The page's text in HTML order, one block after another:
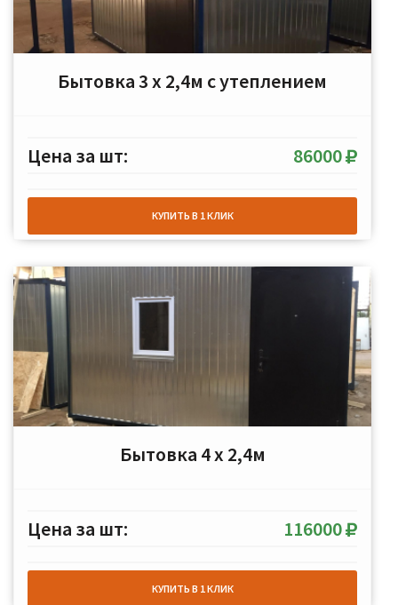
Бытовка 3 х 2,4м с утеплением
Цена за шт: 86000
КУПИТЬ В 1 КЛИК
Бытовка 4 х 2,4м
Цена за шт: 116000
КУПИТЬ В 1 КЛИК